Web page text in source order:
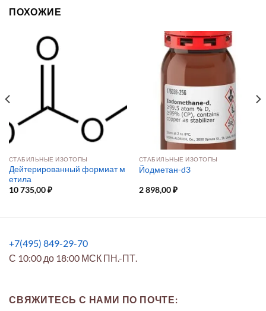
ПОХОЖИЕ
СТАБИЛЬНЫЕ ИЗОТОПЫ
Дейтерированный формиат м
етила
10 735,00₽
СТАБИЛЬНЫЕ ИЗОТОПЫ
Йодметан-d3
2 898,00₽
+7(495) 849-29-70
С 10:00 до 18:00 МСК ПН.-ПТ.
СВЯЖИТЕСЬ С НАМИ ПО ПОЧТЕ: